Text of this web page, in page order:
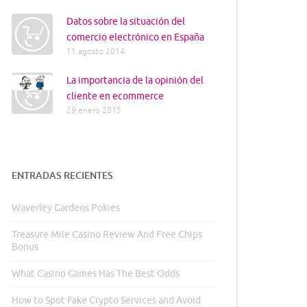
Datos sobre la situación del
comercio electrónico en España
11 agosto 2014
La importancia de la opinión del
cliente en ecommerce
29 enero 2015
ENTRADAS RECIENTES
Waverley Gardens Pokies
Treasure Mile Casino Review And Free Chips
Bonus
What Casino Games Has The Best Odds
How to Spot Fake Crypto Services and Avoid